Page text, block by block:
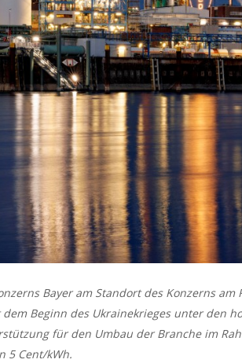
Bayer am Standort des Konzerns
Beginn des Ukrainekrieges unter den
für den Umbau der Branche im
5 Cent/kWh.